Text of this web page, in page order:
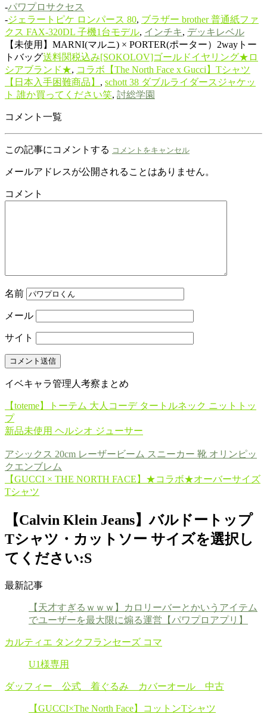
-パワプロサクセス
-ジェラートピケ ロンパース 80, ブラザー brother 普通紙ファ
クス FAX-320DL 子機1台モデル, インチキ, デッキレベル
【未使用】MARNI(マルニ) × PORTER(ポーター）2wayトー
トバッグ送料関税込み[SOKOLOV]ゴールドイヤリング★ロ
シアブランド★, コラボ【The North Face x Gucci】Tシャツ
【日本入手困難商品】 , schott 38 ダブルライダースジャケッ
ト 誰か買ってください笑, 討総学園
コメント一覧
この記事にコメントする コメントをキャンセル
メールアドレスが公開されることはありません。
コメント
名前
メール
サイト
イベキャラ管理人考察まとめ
【toteme】トーテム 大人コーデ タートルネック ニットトッ
プ
新品未使用 ヘルシオ ジューサー
アシックス 20cm レーザービーム スニーカー 靴 オリンピッ
クエンブレム
【GUCCI × THE NORTH FACE】★コラボ★オーバーサイズ
Tシャツ
【Calvin Klein Jeans】バルドートップ
Tシャツ・カットソー サイズを選択し
てください:S
最新記事
【天才すぎるｗｗｗ】カロリーバーとかいうアイテム
でユーザーを最大限に煽る運営【パワプロアプリ】
カルティエ タンクフランセーズ コマ
U1様専用
ダッフィー 公式 着ぐるみ カバーオール 中古
【GUCCI×The North Face】コットンTシャツ